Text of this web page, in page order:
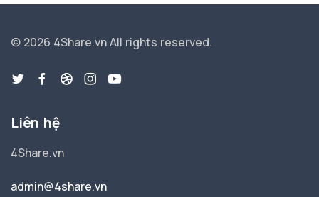
© 2026 4Share.vnAll rights reserved.
Liên hệ
4Share.vn
admin@4share.vn